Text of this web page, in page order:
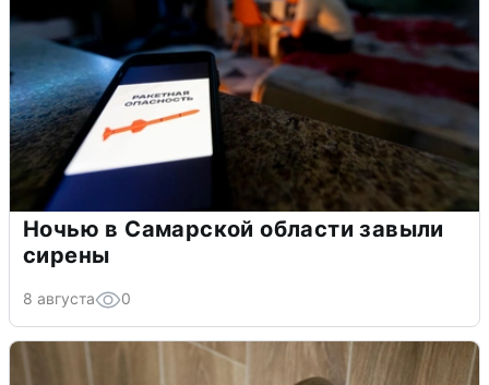
Ночью в Самарской области завыли
сирены
8 августа 0